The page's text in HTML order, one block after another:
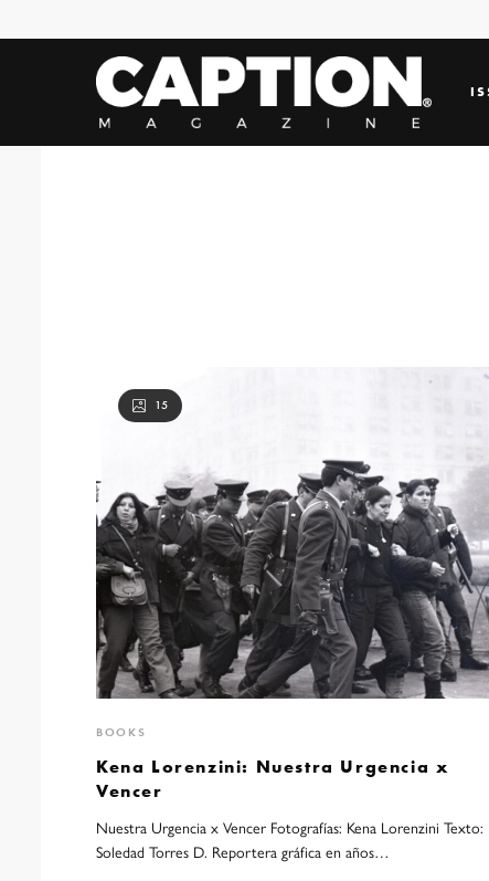
15
BOOKS
Kena Lorenzini: Nuestra Urgencia x
Vencer
Nuestra Urgencia x Vencer Fotografías: Kena Lorenzini Texto:
Soledad Torres D. Reportera gráfica en años…